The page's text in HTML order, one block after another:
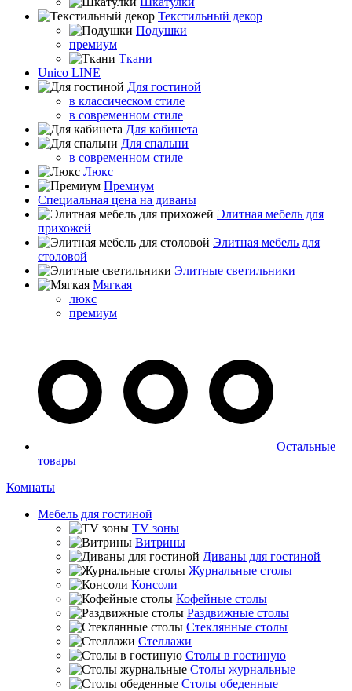
Текстильный декор
Подушки
премиум
Ткани
Unico LINE
Для гостиной
в классическом стиле
в современном стиле
Для кабинета
Для спальни
в современном стиле
Люкс
Премиум
Специальная цена на диваны
Элитная мебель для
прихожей
Элитная мебель для
столовой
Элитные светильники
Мягкая
люкс
премиум
Остальные
товары
Комнаты
Мебель для гостиной
TV зоны
Витрины
Диваны для гостиной
Журнальные столы
Консоли
Кофейные столы
Раздвижные столы
Стеклянные столы
Стеллажи
Столы в гостиную
Столы журнальные
Столы обеденные